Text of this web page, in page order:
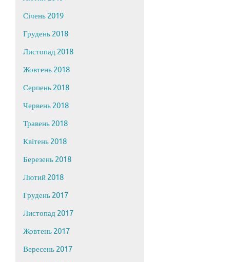
Січень 2019
Грудень 2018
Листопад 2018
Жовтень 2018
Серпень 2018
Червень 2018
Травень 2018
Квітень 2018
Березень 2018
Лютий 2018
Грудень 2017
Листопад 2017
Жовтень 2017
Вересень 2017